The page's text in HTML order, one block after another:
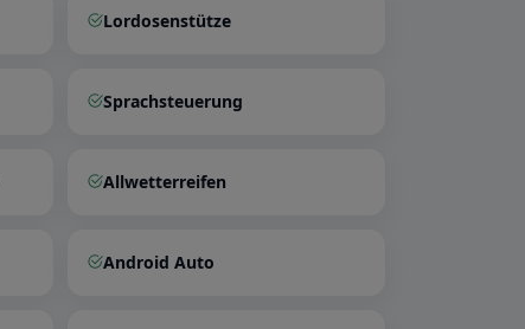
Lordosenstütze
Sprachsteuerung
Allwetterreifen
Android Auto